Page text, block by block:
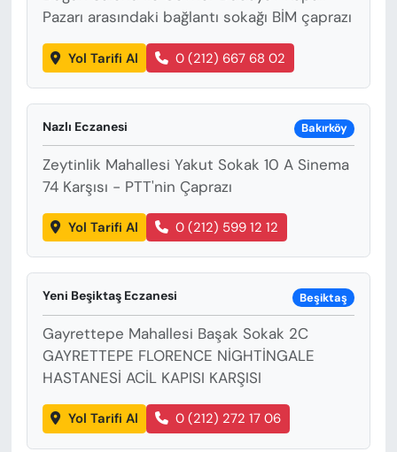
Pazarı arasındaki bağlantı sokağı BİM çaprazı
Yol Tarifi Al 0 (212) 667 68 02
Nazlı Eczanesi Bakırköy
Zeytinlik Mahallesi Yakut Sokak 10 A Sinema
74 Karşısı - PTT'nin Çaprazı
Yol Tarifi Al 0 (212) 599 12 12
Yeni Beşiktaş Eczanesi Beşiktaş
Gayrettepe Mahallesi Başak Sokak 2C
GAYRETTEPE FLORENCE NİGHTİNGALE
HASTANESİ ACİL KAPISI KARŞISI
Yol Tarifi Al 0 (212) 272 17 06